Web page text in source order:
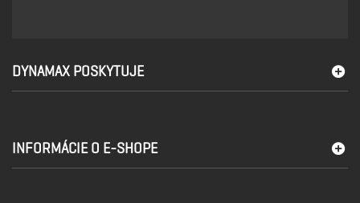
DYNAMAX POSKYTUJE
INFORMÁCIE O E-SHOPE